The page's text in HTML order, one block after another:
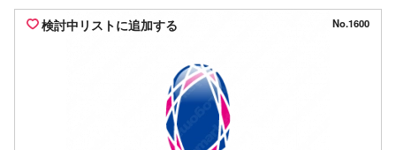
検討中リストに追加する No.1600